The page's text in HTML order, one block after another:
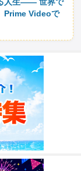
人生―― 世界で
Prime Videoで